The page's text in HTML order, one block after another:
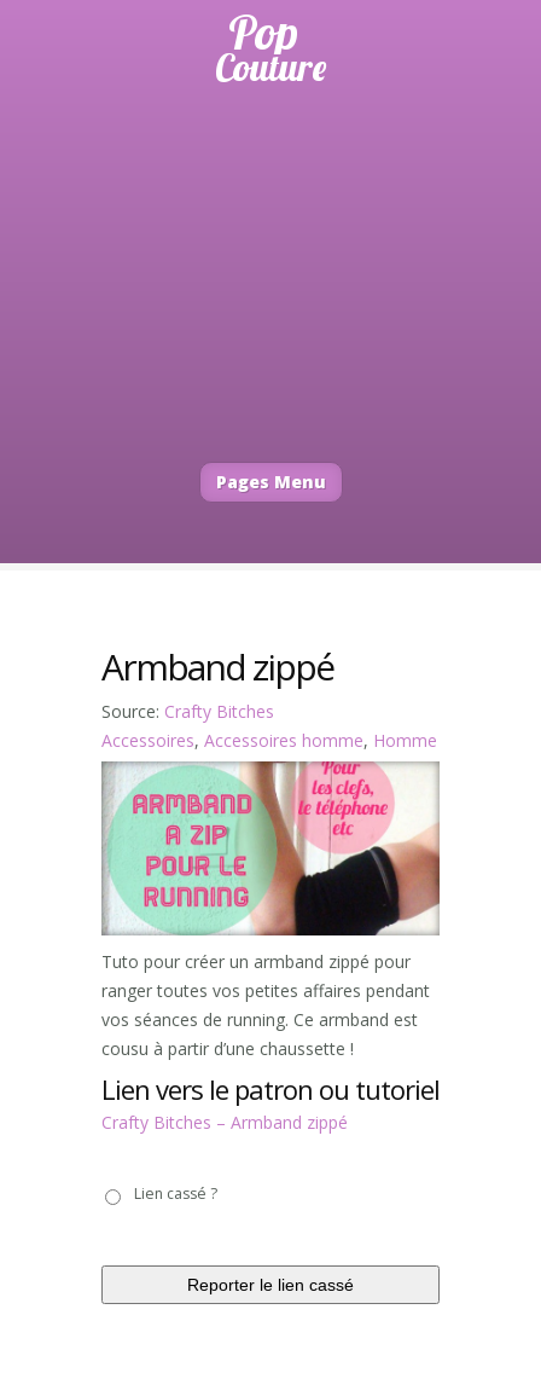
Pages Menu
Armband zippé
Source: Crafty Bitches
Accessoires, Accessoires homme, Homme
Tuto pour créer un armband zippé pour
ranger toutes vos petites affaires pendant
vos séances de running. Ce armband est
cousu à partir d’une chaussette !
Lien vers le patron ou tutoriel
Crafty Bitches – Armband zippé
casséLien cassé ?